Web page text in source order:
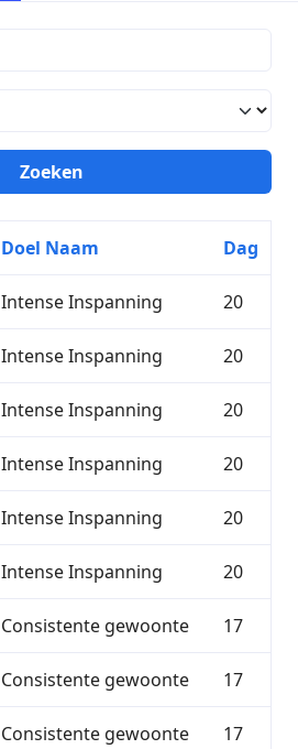
Doel Naam Dag
Intense Inspanning 20
Intense Inspanning 20
Intense Inspanning 20
Intense Inspanning 20
Intense Inspanning 20
Intense Inspanning 20
Consistente gewoonte 17
Consistente gewoonte 17
Consistente gewoonte 17